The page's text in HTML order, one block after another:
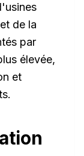
de la
par
élevée,
et